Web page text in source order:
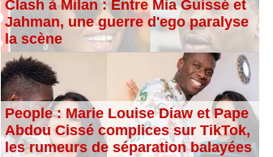
Clash à Milan : Entre Mia Guissé et
Jahman, une guerre d'ego paralyse
la scène
People : Marie Louise Diaw et Pape
Abdou Cissé complices sur TikTok,
les rumeurs de séparation balayées